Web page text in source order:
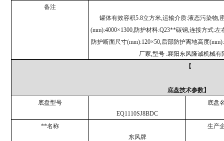
备注
罐体有效容积5.8立方米,运输介质:液态污染物,
(mm):4000×1300,防护材料:Q23**碳钢,连接方式:
防护断面尺寸(mm):120×50,后部防护离地高度
厂家,型号 :襄阳东风隆诚机械
【
底盘技术参数】
底盘型号
EQ1110SJ8BDC
底盘
**名称
东风牌
生产